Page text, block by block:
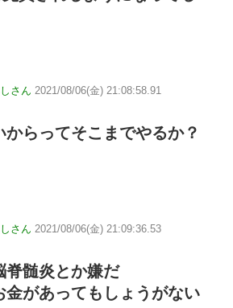
さん 2021/08/06(金) 21:08:58.91
からってそこまでやるか？
さん 2021/08/06(金) 21:09:36.53
脊髄炎とか嫌だ
金があってもしょうがない